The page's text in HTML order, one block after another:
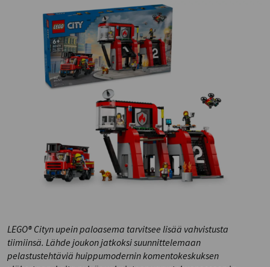
LEGO® Cityn upein paloasema tarvitsee lisää vahvistusta
tiimiinsä. Lähde joukon jatkoksi suunnittelemaan
pelastustehtäviä huippumodernin komentokeskuksen